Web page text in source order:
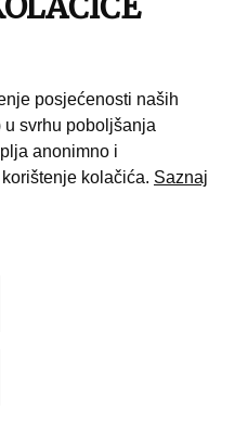
posjećenosti naših
svrhu poboljšanja
anonimno i
kolačića. Saznaj